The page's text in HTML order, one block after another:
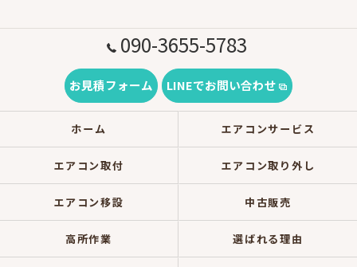
090-3655-5783
お見積フォーム LINEでお問い合わせ
ホーム エアコンサービス
エアコン取付 エアコン取り外し
エアコン移設 中古販売
高所作業 選ばれる理由